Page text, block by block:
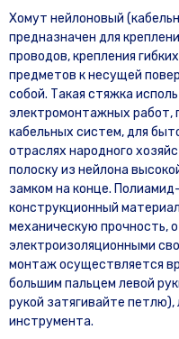
Хомут нейлоновый
предназначен для
проводов, крепления
предметов к несущей
собой. Такая стяжка
электромонтажных работ,
кабельных систем, для
отраслях народного
полоску из нейлона
замком на конце.
конструкционный
механическую прочность,
электроизоляционными
монтаж осуществляется
большим пальцем левой
рукой затягивайте
инструмента.